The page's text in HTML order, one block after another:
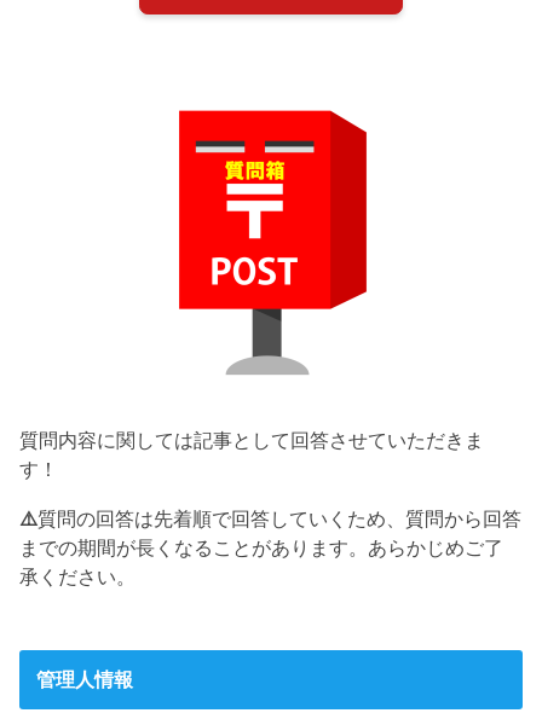
質問内容に関しては記事として回答させていただきま
す！
⚠️質問の回答は先着順で回答していくため、質問から回答
までの期間が長くなることがあります。あらかじめご了
承ください。
管理人情報